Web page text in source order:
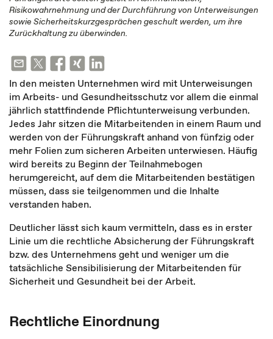
Risikowahrnehmung und der Durchführung von Unterweisungen
sowie Sicherheitskurzgesprächen geschult werden, um ihre
Zurückhaltung zu überwinden.
In den meisten Unternehmen wird mit Unterweisungen
im Arbeits- und Gesundheitsschutz vor allem die einmal
jährlich stattfindende Pflichtunterweisung verbunden.
Jedes Jahr sitzen die Mitarbeitenden in einem Raum und
werden von der Führungskraft anhand von fünfzig oder
mehr Folien zum sicheren Arbeiten unterwiesen. Häufig
wird bereits zu Beginn der Teilnahmebogen
herumgereicht, auf dem die Mitarbeitenden bestätigen
müssen, dass sie teilgenommen und die Inhalte
verstanden haben.
Deutlicher lässt sich kaum vermitteln, dass es in erster
Linie um die rechtliche Absicherung der Führungskraft
bzw. des Unternehmens geht und weniger um die
tatsächliche Sensibilisierung der Mitarbeitenden für
Sicherheit und Gesundheit bei der Arbeit.
Rechtliche Einordnung